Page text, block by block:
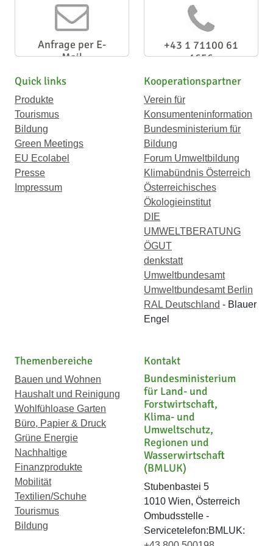
Anfrage per E-
Mail
+43 1 71100 61
1656
Quick links
Produkte
Tourismus
Bildung
Green Meetings
EU Ecolabel
Presse
Impressum
Kooperationspartner
Verein für
Konsumenteninformation
Bundesministerium für
Bildung
Forum Umweltbildung
Klimabündnis Österreich
Österreichisches
Ökologieinstitut
DIE
UMWELTBERATUNG
ÖGUT
denkstatt
Umweltbundesamt
Umweltbundesamt Berlin
RAL Deutschland - Blauer
Engel
Themenbereiche
Bauen und Wohnen
Haushalt und Reinigung
Wohlfühloase Garten
Büro, Papier & Druck
Grüne Energie
Nachhaltige
Finanzprodukte
Mobilität
Textilien/Schuhe
Tourismus
Bildung
Kontakt
Bundesministerium
für Land- und
Forstwirtschaft,
Klima- und
Umweltschutz,
Regionen und
Wasserwirtschaft
(BMLUK)
Stubenbastei 5
1010 Wien, Österreich
Ombudsstelle -
Servicetelefon:BMLUK: